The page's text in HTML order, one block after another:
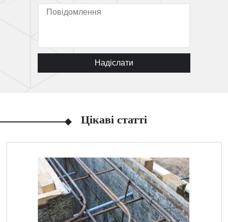
Надіслати
Цікаві статті